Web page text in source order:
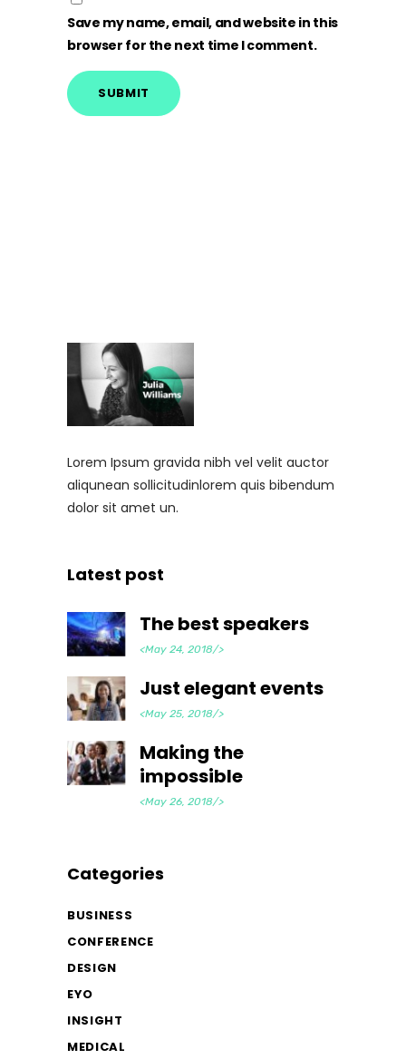
Save my name, email, and website in this
browser for the next time I comment.
Lorem Ipsum gravida nibh vel velit auctor
aliqunean sollicitudinlorem quis bibendum
dolor sit amet un.
Latest post
The best speakers
<May 24, 2018/>
Just elegant events
<May 25, 2018/>
Making the
impossible
<May 26, 2018/>
Categories
BUSINESS
CONFERENCE
DESIGN
EYO
INSIGHT
MEDICAL